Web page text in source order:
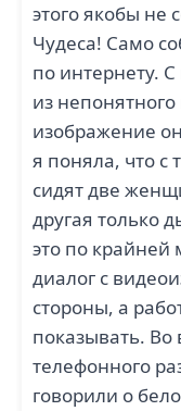
этого якобы не
Чудеса! Само
по интернету.
из
изображение
я поняла, что с
сидят две
другая только
это по крайней
диалог с
стороны, а
показывать.
телефонного
говорили о